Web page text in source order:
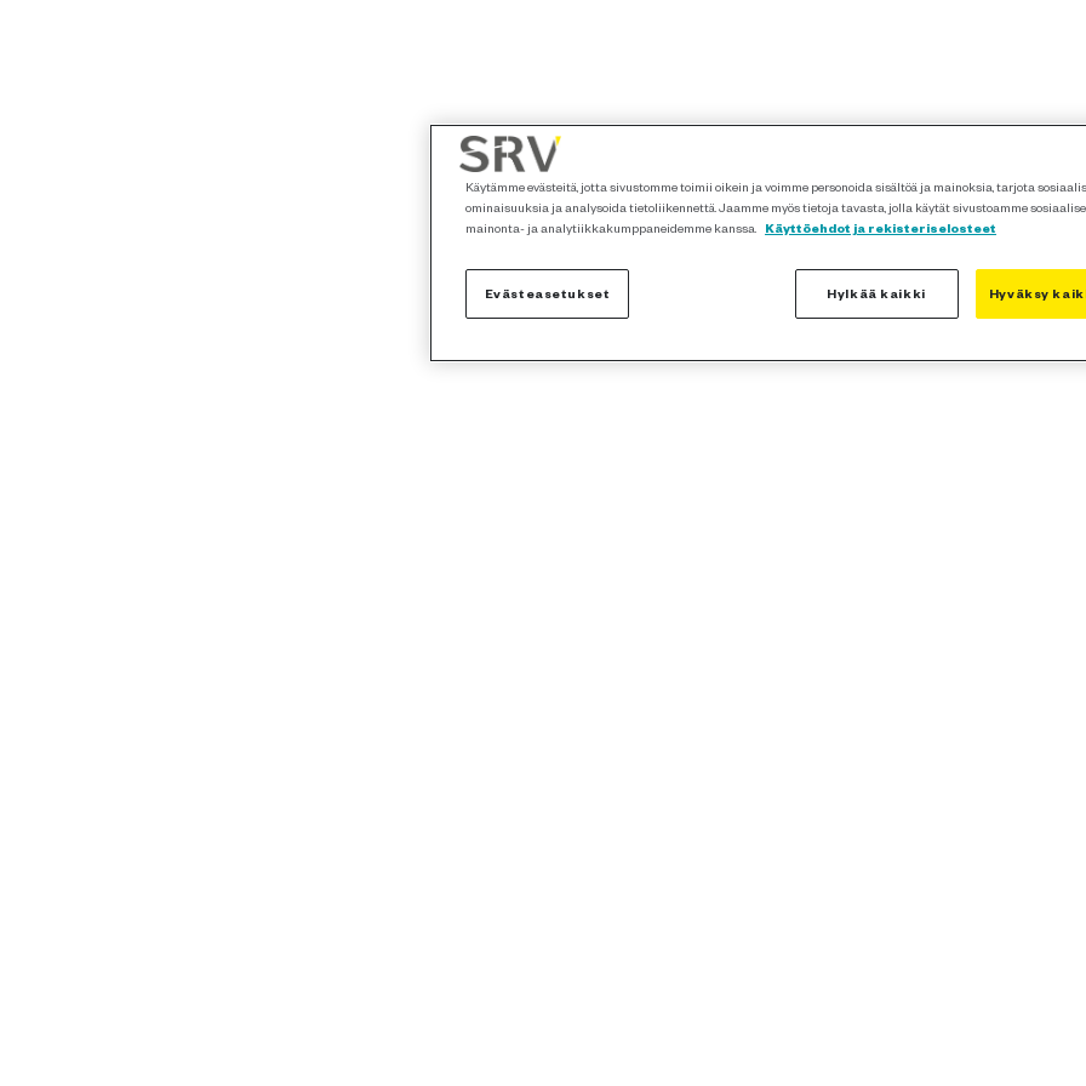
Käytämme evästeitä, jotta sivustomme toimii oikein ja voimme personoida sisältöä ja mainoksia, tarjota
ominaisuuksia ja analysoida tietoliikennettä. Jaamme myös tietoja tavasta, jolla käytät sivustoamme
mainonta- ja analytiikkakumppaneidemme kanssa.
Käyttöehdot ja rekisteriselosteet
Evästeasetukset Hylkää kaikki Hyväksy